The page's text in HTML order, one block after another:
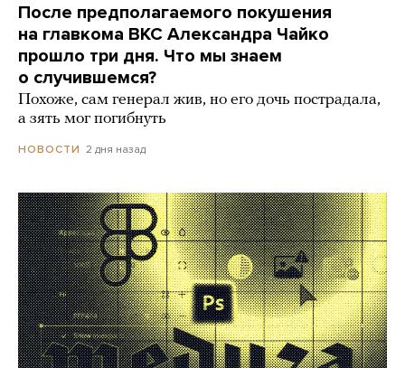
После предполагаемого покушения
на главкома ВКС Александра Чайко
прошло три дня. Что мы знаем
о случившемся?
Похоже, сам генерал жив, но его дочь пострадала,
а зять мог погибнуть
НОВОСТИ 2 дня назад